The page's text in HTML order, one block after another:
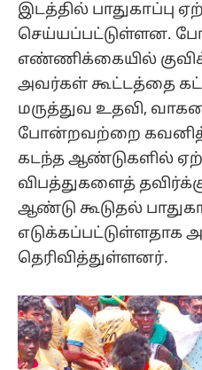
இடத்தில் பாதுகாப்பு
செய்யப்பட்டுள்ளன.
எண்ணிக்கையில்
அவர்கள் கூட்டத்தை
மருத்துவ உதவி,
போன்றவற்றை
கடந்த ஆண்டுகளில்
விபத்துகளைத்
ஆண்டு கூடுதல்
எடுக்கப்பட்டுள்ளதாக
தெரிவித்துள்ளனர்.